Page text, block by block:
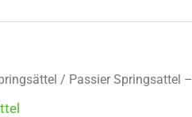
/ Passier Springsattel